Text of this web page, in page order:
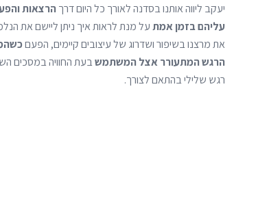
יעקב ליווה אותנו בסדנה לאורך כל היום דרךהרצאות
עליהם בזמן אמתעל מנת לראות איך ניתן ליישם את
את מרצנו בשיפור ושדרוג של עיצובים קיימים, הפעם
הרגש המתעורר אצל המשתמשבעת החוויה במסכים
רגש שלילי בהתאם לצורך.